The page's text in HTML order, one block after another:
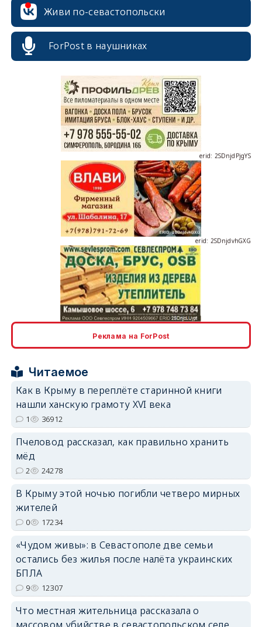
Живи по-севастопольски
ForPost в наушниках
erid: 2SDnjcrDNw6
erid: 2SDnjdvhGXG
erid: 2SDnjdvhGXG
Реклама на ForPost
Читаемое
Как в Крыму в переплёте старинной книги
нашли ханскую грамоту XVI века
1 36912
Пчеловод рассказал, как правильно хранить
мёд
2 24278
В Крыму этой ночью погибли четверо мирных
жителей
0 17234
«Чудом живы»: в Севастополе две семьи
остались без жилья после налёта украинских
БПЛА
9 12307
Что местная жительница рассказала о